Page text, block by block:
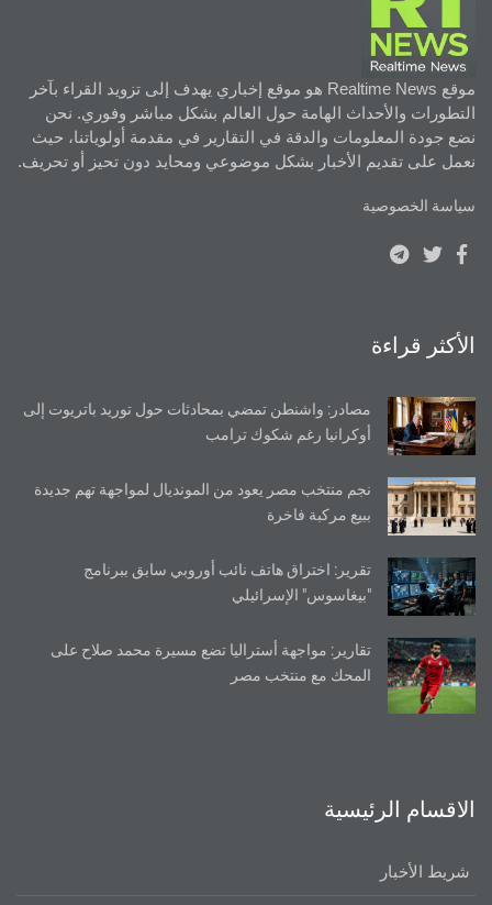
موقع Realtime News هو موقع إخباري يهدف إلى تزويد القراء بآخر
التطورات والأحداث الهامة حول العالم بشكل مباشر وفوري. نحن
نضع جودة المعلومات والدقة في التقارير في مقدمة أولوياتنا، حيث
نعمل على تقديم الأخبار بشكل موضوعي ومحايد دون تحيز أو تحريف.
سياسة الخصوصية
الأكثر قراءة
مصادر: واشنطن تمضي بمحادثات حول توريد باتريوت إلى
أوكرانيا رغم شكوك ترامب
نجم منتخب مصر يعود من المونديال لمواجهة تهم جديدة
ببيع مركبة فاخرة
تقرير: اختراق هاتف نائب أوروبي سابق ببرنامج
"بيغاسوس" الإسرائيلي
تقارير: مواجهة أستراليا تضع مسيرة محمد صلاح على
المحك مع منتخب مصر
الاقسام الرئيسية
شريط الأخبار